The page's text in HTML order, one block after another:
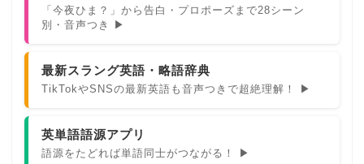
「今夜ひま？」から告白・プロポーズまで28シーン
別・音声つき ▶
最新スラング英語・略語辞典
TikTokやSNSの最新英語も音声つきで超絶理解！ ▶
英単語語源アプリ
語源をたどれば単語同士がつながる！ ▶